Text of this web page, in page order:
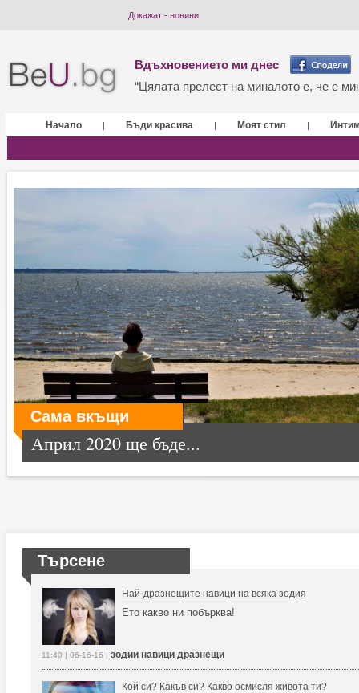
Докажат - новини
Вдъхновението ми днес
“Цялата прелест на миналото е, че е
Начало | Бъди красива | Моят стил |
Сама вкъщи
Април 2020 ще бъде...
Търсене
Най-дразнещите навици на всяка зодия
Ето какво ни побърква!
11:40 | 06-16-16 | зодии навици дразнещи
Кой си? Какъв си? Какво осмисля живота ти?